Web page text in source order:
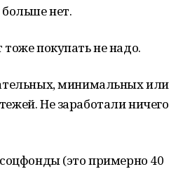
нет.
покупать не надо.
минимальных или
Не заработали ничего
(это примерно 40